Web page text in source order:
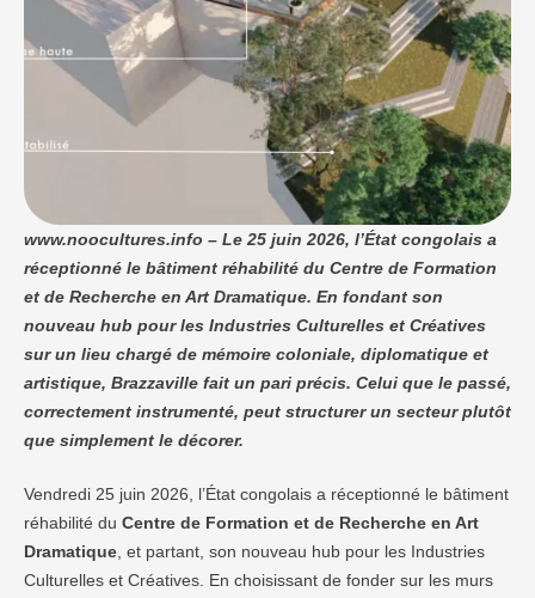
www.noocultures.info – Le 25 juin 2026, l’État congolais a
réceptionné le bâtiment réhabilité du Centre de Formation
et de Recherche en Art Dramatique. En fondant son
nouveau hub pour les Industries Culturelles et Créatives
sur un lieu chargé de mémoire coloniale, diplomatique et
artistique, Brazzaville fait un pari précis. Celui que le passé,
correctement instrumenté, peut structurer un secteur plutôt
que simplement le décorer.
Vendredi 25 juin 2026, l’État congolais a réceptionné le bâtiment
réhabilité du Centre de Formation et de Recherche en Art
Dramatique , et partant, son nouveau hub pour les Industries
Culturelles et Créatives. En choisissant de fonder sur les murs